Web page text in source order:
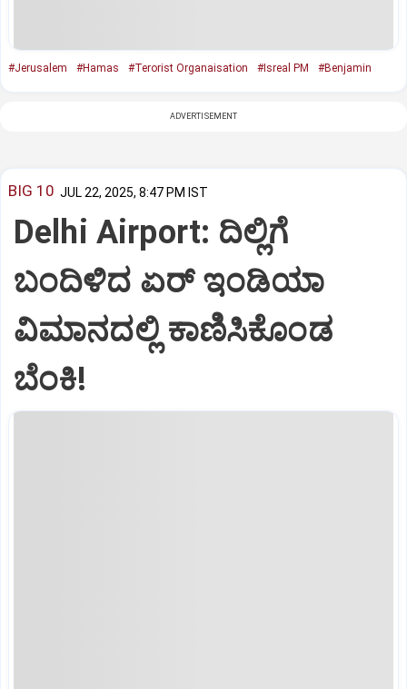
#Jerusalem #Hamas #Terorist Organaisation #Isreal PM #Benjamin
ADVERTISEMENT
BIG 10 JUL 22, 2025, 8:47 PM IST
Delhi Airport: ದಿಲ್ಲಿಗೆ
ಬಂದಿಳಿದ ಏರ್‌ ಇಂಡಿಯಾ
ವಿಮಾನದಲ್ಲಿ ಕಾಣಿಸಿಕೊಂಡ
ಬೆಂಕಿ!